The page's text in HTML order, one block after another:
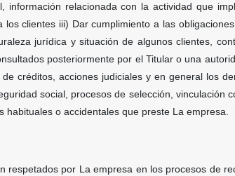
información relacionada con la actividad que
clientes iii) Dar cumplimiento a las
jurídica y situación de algunos clientes,
posteriormente por el Titular o una
créditos, acciones judiciales y en general los
social, procesos de selección, vinculación
o accidentales que preste La empresa.
por La empresa en los procesos de